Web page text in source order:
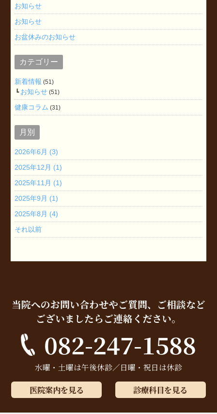
お知らせ
お知らせ
お盆休みのお知らせ
カテゴリー
新着情報 (51)
お知らせ(51)
健康コラム (31)
月別
2026年6月 (3)
2025年12月 (1)
2025年11月 (1)
2025年9月 (1)
2025年8月 (4)
それ以前
当院へのお問い合わせやご質問、ご相談など
ございましたらご連絡ください。
082-247-1588
水曜・土曜は午後休診／日曜・祝日は休診
医院案内を見る 診療科目を見る